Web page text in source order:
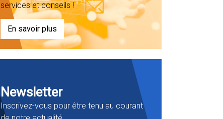
services et conseils !
En savoir plus
Newsletter
Inscrivez-vous pour être tenu au courant